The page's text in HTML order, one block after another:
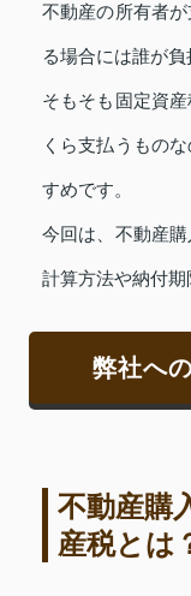
不動産の所有者
る場合には誰が負
そもそも固定資
くら支払うもの
すめです。
今回は、不動産購
計算方法や納付期
弊社へ
不動産購
産税とは